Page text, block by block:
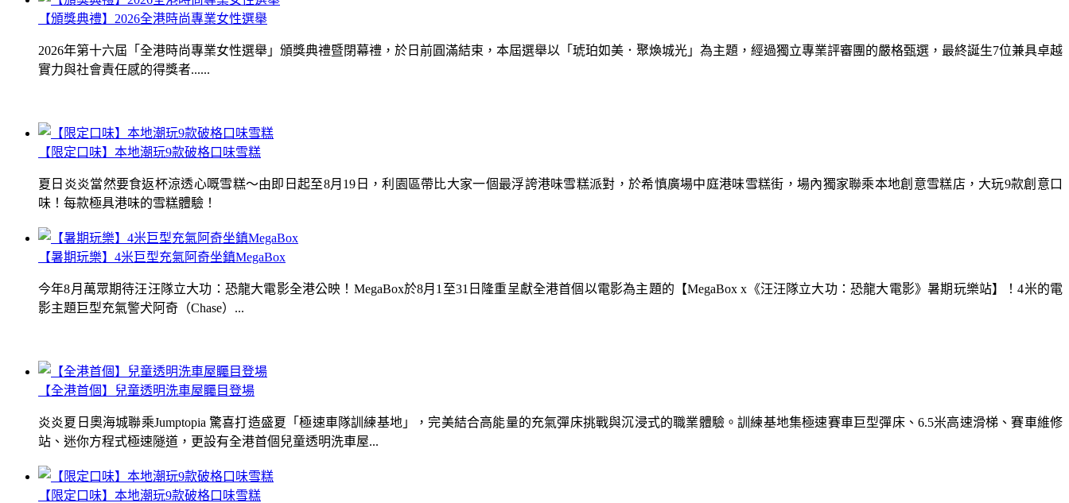
【限定口味】本地潮玩9款破格口味雪糕
夏日炎炎當然要食返杯涼透心嘅雪糕～由即日起至8月19日，利園區帶比大家一個最浮誇港味雪糕派對，於希慎廣場中庭港味雪糕街，場內獨家聯乘本地創意雪糕店，大玩9款創意口
味！每款極具港味的雪糕體驗！
【全港首個】兒童透明洗車屋矚目登場
炎炎夏日奧海城聯乘Jumptopia 驚喜打造盛夏「極速車隊訓練基地」，完美結合高能量的充氣彈床挑戰與沉浸式的職業體驗。訓練基地集極速賽車巨型彈床、6.5米高速滑梯、賽車維修
站、迷你方程式極速隧道，更設有全港首個兒童透明洗車屋...
【頒獎典禮】2026全港時尚專業女性選舉
2026年第十六屆「全港時尚專業女性選舉」頒獎典禮暨閉幕禮，於日前圓滿結束，本屆選舉以「琥珀如美．聚煥城光」為主題，經過獨立專業評審團的嚴格甄選，最終誕生7位兼具卓越
實力與社會責任感的得獎者......
【暑期玩樂】4米巨型充氣阿奇坐鎮MegaBox
今年8月萬眾期待汪汪隊立大功：恐龍大電影全港公映！MegaBox於8月1至31日隆重呈獻全港首個以電影為主題的【MegaBox x《汪汪隊立大功：恐龍大電影》暑期玩樂站】！4米的電
影主題巨型充氣警犬阿奇（Chase）...
【限定口味】本地潮玩9款破格口味雪糕